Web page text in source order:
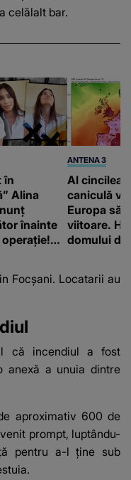
celălalt bar.
în
Alina
înainte
ANTENA 3
Al cincilea
caniculă
Europa
viitoare.
domului de
Focșani. Locatarii au
că incendiul a fost
a unuia dintre
aproximativ 600 de
prompt, luptându-
pentru a-l ține sub